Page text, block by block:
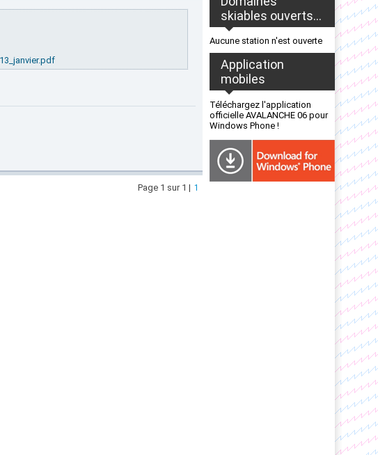
Page 1 sur 1 | 1
skiables ouverts...
Aucune station n'est ouverte
Application
mobiles
Téléchargez l'application
officielle AVALANCHE 06 pour
Windows Phone !